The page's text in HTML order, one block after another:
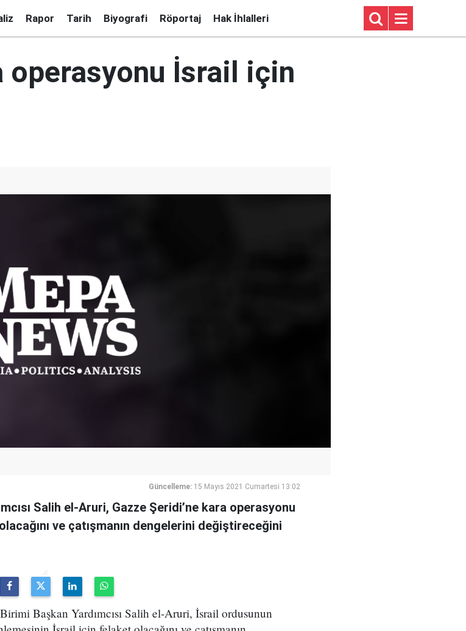
Rapor Tarih Biyografi Röportaj Hak İhlalleri
operasyonu İsrail için
Güncelleme: 15 Mayıs 2021 Cumartesi 13:02
Salih el-Aruri, Gazze Şeridi’ne kara operasyonu
ve çatışmanın dengelerini değiştireceğini
Başkan Yardımcısı Salih el-Aruri, İsrail ordusunun